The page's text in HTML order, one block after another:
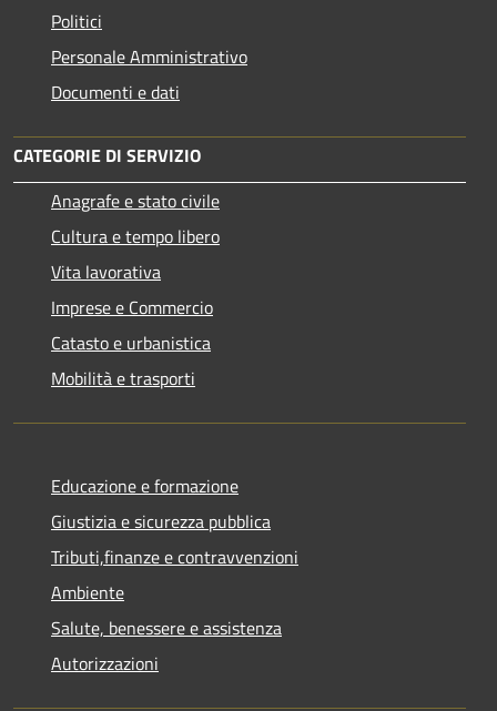
Politici
Personale Amministrativo
Documenti e dati
CATEGORIE DI SERVIZIO
Anagrafe e stato civile
Cultura e tempo libero
Vita lavorativa
Imprese e Commercio
Catasto e urbanistica
Mobilità e trasporti
Educazione e formazione
Giustizia e sicurezza pubblica
Tributi,finanze e contravvenzioni
Ambiente
Salute, benessere e assistenza
Autorizzazioni